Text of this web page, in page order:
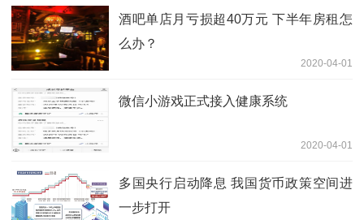
酒吧单店月亏损超40万元 下半年房租怎
么办？
2020-04-01
微信小游戏正式接入健康系统
2020-04-01
多国央行启动降息 我国货币政策空间进
一步打开